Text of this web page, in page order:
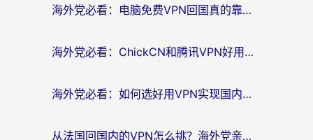
海外党必看：电脑免费VPN回国真的靠谱吗？附实测对比与最优方案指南
海外党必看：ChickCN和腾讯VPN好用吗？3招选对回国加速器，告别地区限制
海外党必看：如何选好用VPN实现国内资源无缝访问？从越南到全球都适用
从法国回国内的VPN怎么挑？海外党亲测：稳定、多端、安全才是关键